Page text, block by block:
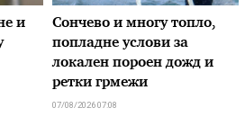
и
Сончево и многу топло,
попладне услови за
локален пороен дожд и
ретки грмежи
07/08/2026 07:08